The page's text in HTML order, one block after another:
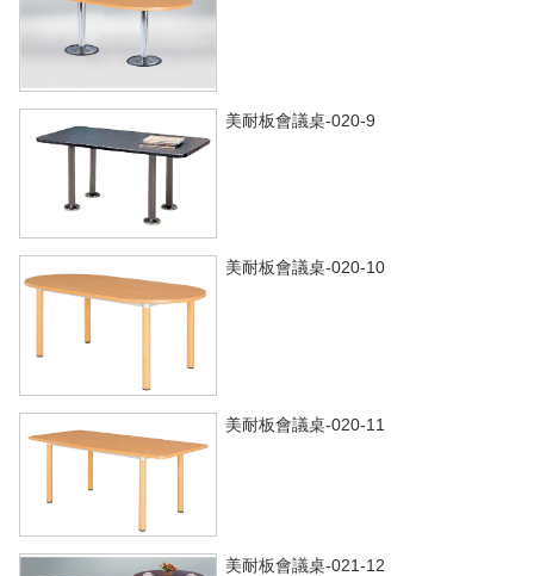
美耐板會議桌-020-9
美耐板會議桌-020-10
美耐板會議桌-020-11
美耐板會議桌-021-12